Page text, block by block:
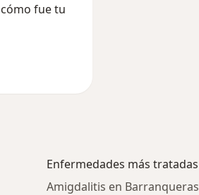
fue tu
Enfermedades más tratadas
Amigdalitis en Barranqueras